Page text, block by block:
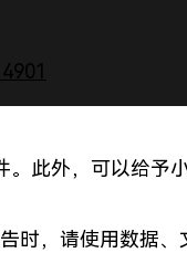
。此外，可以给予
时，请使用数据、